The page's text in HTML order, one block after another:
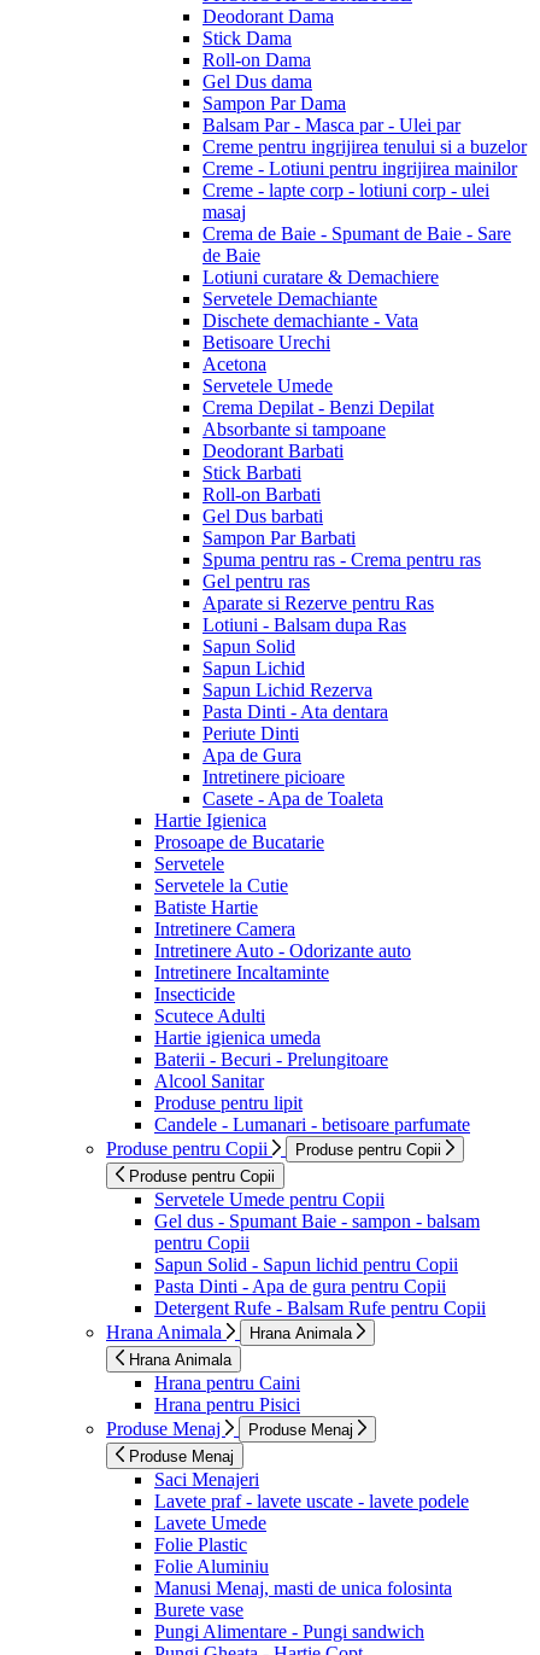
Deodorant Dama
Stick Dama
Roll-on Dama
Gel Dus dama
Sampon Par Dama
Balsam Par - Masca par - Ulei par
Creme pentru ingrijirea tenului si a buzelor
Creme - Lotiuni pentru ingrijirea mainilor
Creme - lapte corp - lotiuni corp - ulei
masaj
Crema de Baie - Spumant de Baie - Sare
de Baie
Lotiuni curatare & Demachiere
Servetele Demachiante
Dischete demachiante - Vata
Betisoare Urechi
Acetona
Servetele Umede
Crema Depilat - Benzi Depilat
Absorbante si tampoane
Deodorant Barbati
Stick Barbati
Roll-on Barbati
Gel Dus barbati
Sampon Par Barbati
Spuma pentru ras - Crema pentru ras
Gel pentru ras
Aparate si Rezerve pentru Ras
Lotiuni - Balsam dupa Ras
Sapun Solid
Sapun Lichid
Sapun Lichid Rezerva
Pasta Dinti - Ata dentara
Periute Dinti
Apa de Gura
Intretinere picioare
Casete - Apa de Toaleta
Hartie Igienica
Prosoape de Bucatarie
Servetele
Servetele la Cutie
Batiste Hartie
Intretinere Camera
Intretinere Auto - Odorizante auto
Intretinere Incaltaminte
Insecticide
Scutece Adulti
Hartie igienica umeda
Baterii - Becuri - Prelungitoare
Alcool Sanitar
Produse pentru lipit
Candele - Lumanari - betisoare parfumate
Produse pentru Copii
Produse pentru Copii
Produse pentru Copii
Servetele Umede pentru Copii
Gel dus - Spumant Baie - sampon - balsam
pentru Copii
Sapun Solid - Sapun lichid pentru Copii
Pasta Dinti - Apa de gura pentru Copii
Detergent Rufe - Balsam Rufe pentru Copii
Hrana Animala
Hrana Animala
Hrana Animala
Hrana pentru Caini
Hrana pentru Pisici
Produse Menaj
Produse Menaj
Produse Menaj
Saci Menajeri
Lavete praf - lavete uscate - lavete podele
Lavete Umede
Folie Plastic
Folie Aluminiu
Manusi Menaj, masti de unica folosinta
Burete vase
Pungi Alimentare - Pungi sandwich